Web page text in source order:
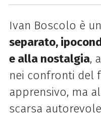
Ivan Boscolo è un
separato,
e alla nostalgia,
nei confronti del
apprensivo, ma
scarsa